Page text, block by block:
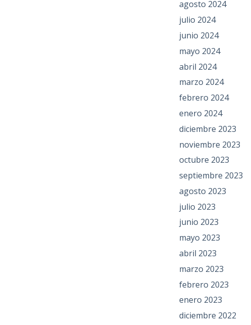
agosto 2024
julio 2024
junio 2024
mayo 2024
abril 2024
marzo 2024
febrero 2024
enero 2024
diciembre 2023
noviembre 2023
octubre 2023
septiembre 2023
agosto 2023
julio 2023
junio 2023
mayo 2023
abril 2023
marzo 2023
febrero 2023
enero 2023
diciembre 2022